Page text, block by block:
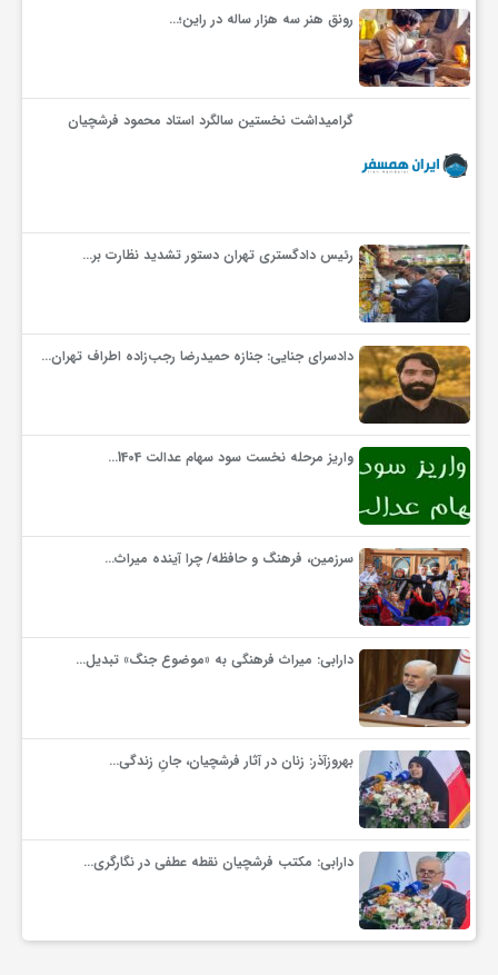
رونق هنر سه هزار ساله در راین؛…
گرامیداشت نخستین سالگرد استاد محمود فرشچیان
رئیس دادگستری تهران دستور تشدید نظارت بر…
دادسرای جنایی: جنازه حمیدرضا رجب‌زاده اطراف تهران…
واریز مرحله نخست سود سهام عدالت 1404…
سرزمین، فرهنگ و حافظه/ چرا آینده میراث…
دارابی: میراث‌ فرهنگی به «موضوع جنگ» تبدیل…
بهروزآذر: زنان در آثار فرشچیان، جانِ زندگی…
دارابی: مکتب فرشچیان نقطه عطفی در نگارگری…